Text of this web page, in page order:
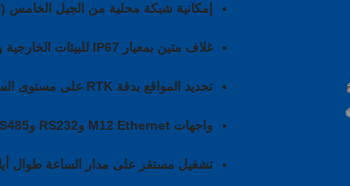
إمكانية شبكة محلية من الجيل الخامس (5G LAN) لشبكات محلية عالية السرعة ومنخفضة زمن الاستجابة
غلاف متين بمعيار IP67 للبيئات الخارجية والصناعية القاسية
تحديد المواقع بدقة RTK على مستوى السنتيمتر لرصد وإدارة الأصول بدقة
واجهات M12 Ethernet وRS232 وRS485 لتكامل صناعي مرن